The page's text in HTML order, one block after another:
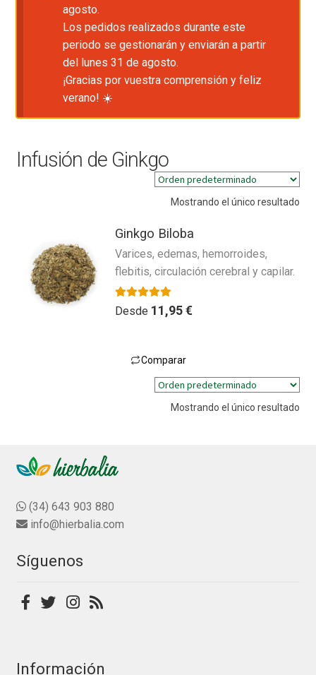
agosto.
Los pedidos realizados durante este
periodo se gestionarán y enviarán a partir
del lunes 31 de agosto.
¡Gracias por vuestra comprensión y feliz
verano! ☀️
Infusión de Ginkgo
Mostrando el único resultado
Ginkgo Biloba
Varices, edemas, hemorroides,
flebitis, circulación cerebral y capilar.
Valorado con4.00de 5
Desde 11,95€
Comparar
Este
producto
tieneMostrando el único resultado
(34) 643 903 880
info@hierbalia.com
Síguenos
Información